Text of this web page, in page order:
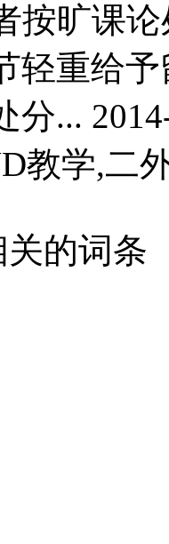
按旷课
轻重给
分...
教学,二
的词条